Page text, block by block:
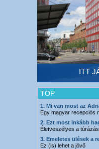
ITT
TOP
1. Mi van most az
Egy magyar recepciós
2. Ezt most inkább
Életveszélyes a túrázás
3. Emeletes ülések a
Ez (is) lehet a jövő